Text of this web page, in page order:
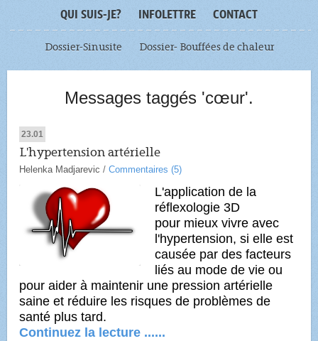
QUI SUIS-JE?
INFOLETTRE CONTACT
Dossier-Sinusite Dossier- Bouffées de chaleur
Messages taggés 'cœur'.
23.01
L'hypertension artérielle
Helenka Madjarevic /Commentaires (5)
L'application de la
réflexologie 3D
pour mieux vivre avec
l'hypertension, si elle est
causée par des facteurs
liés au mode de vie ou
pour aider à maintenir une pression artérielle
saine et réduire les risques de problèmes de
santé plus tard.
Continuez la lecture ......